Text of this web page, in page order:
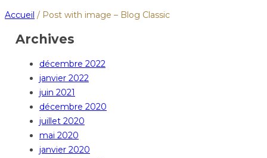
Accueil / Post with image – Blog Classic
Archives
décembre 2022
janvier 2022
juin 2021
décembre 2020
juillet 2020
mai 2020
janvier 2020